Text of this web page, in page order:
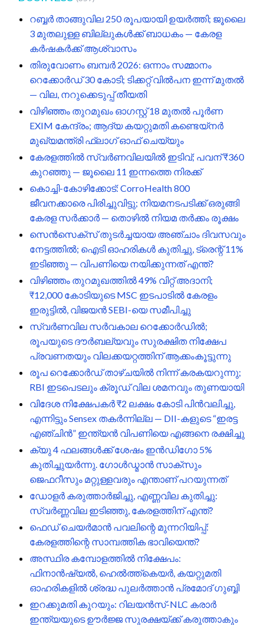
റബ്ബർ താങ്ങുവില 250 രൂപയായി ഉയർത്തി; ജൂലൈ
3 മുതലുള്ള ബില്ലുകൾക്ക് ബാധകം — കേരള
കർഷകർക്ക് ആശ്വാസം
തിരുവോണം ബമ്പർ 2026: ഒന്നാം സമ്മാനം
റെക്കോർഡ് 30 കോടി; ടിക്കറ്റ് വിൽപന ഇന്ന് മുതൽ
— വില, നറുക്കെടുപ്പ് തീയതി
വിഴിഞ്ഞം തുറമുഖം ഓഗസ്റ്റ് 18 മുതൽ പൂർണ
EXIM കേന്ദ്രം; ആദ്യ കയറ്റുമതി കണ്ടെയ്നർ
മുഖ്യമന്ത്രി ഫ്ലാഗ് ഓഫ് ചെയ്യും
കേരളത്തിൽ സ്വർണവിലയിൽ ഇടിവ്; പവന് ₹360
കുറഞ്ഞു — ജൂലൈ 11 ഇന്നത്തെ നിരക്ക്
കൊച്ചി-കോഴിക്കോട്: CorroHealth 800
ജീവനക്കാരെ പിരിച്ചുവിട്ടു; നിയമനടപടിക്ക് ഒരുങ്ങി
കേരള സർക്കാർ — തൊഴിൽ നിയമ തർക്കം രൂക്ഷം
സെൻസെക്‌സ് തുടർച്ചയായ അഞ്ചാം ദിവസവും
നേട്ടത്തിൽ; ഐടി ഓഹരികൾ കുതിച്ചു, ട്രെന്റ് 11%
ഇടിഞ്ഞു — വിപണിയെ നയിക്കുന്നത് എന്ത്?
വിഴിഞ്ഞം തുറമുഖത്തിൽ 49% വിറ്റ് അദാനി;
₹12,000 കോടിയുടെ MSC ഇടപാടിൽ കേരളം
ഇരുട്ടിൽ, വിജയൻ SEBI-യെ സമീപിച്ചു
സ്വർണവില സർവകാല റെക്കോർഡിൽ;
രൂപയുടെ ദൗർബല്യവും സുരക്ഷിത നിക്ഷേപ
പ്രവണതയും വിലക്കയറ്റത്തിന് ആക്കംകൂട്ടുന്നു
രൂപ റെക്കോർഡ് താഴ്ചയിൽ നിന്ന് കരകയറുന്നു;
RBI ഇടപെടലും ക്രൂഡ് വില ശമനവും തുണയായി
വിദേശ നിക്ഷേപകർ ₹2 ലക്ഷം കോടി പിൻവലിച്ചു,
എന്നിട്ടും Sensex തകർന്നില്ല — DII-കളുടെ “ഇരട്ട
എഞ്ചിൻ” ഇന്ത്യൻ വിപണിയെ എങ്ങനെ രക്ഷിച്ചു
ക്യു 4 ഫലങ്ങൾക്ക് ശേഷം ഇൻഡിഗോ 5%
കുതിച്ചുയർന്നു. ഗോൾഡ്മാൻ സാക്സും
ജെഫറീസും മറ്റുള്ളവരും എന്താണ് പറയുന്നത്
ഡോളർ കരുത്താർജിച്ചു, എണ്ണവില കുതിച്ചു:
സ്വർണ്ണവില ഇടിഞ്ഞു, കേരളത്തിന് എന്ത്?
ഫെഡ് ചെയർമാൻ പവലിന്റെ മുന്നറിയിപ്പ്:
കേരളത്തിന്റെ സാമ്പത്തിക ഭാവിയെന്ത്?
അസ്ഥിര കമ്പോളത്തിൽ നിക്ഷേപം:
ഫിനാൻഷ്യൽ, ഹെൽത്ത്‌കെയർ, കയറ്റുമതി
ഓഹരികളിൽ ശ്രദ്ധ പുലർത്താൻ പ്രമോദ് ഗുബ്ബി
ഇറക്കുമതി കുറയും: റിലയൻസ്-NLC കരാർ
ഇന്ത്യയുടെ ഊർജ്ജ സുരക്ഷയ്ക്ക് കരുത്താകും